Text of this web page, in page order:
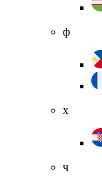
ф
х
ч